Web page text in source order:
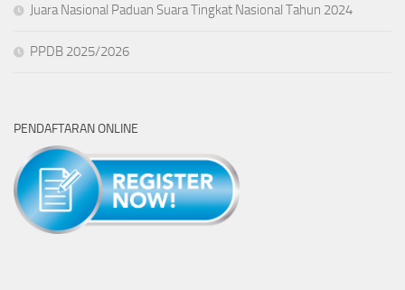
Juara Nasional Paduan Suara Tingkat Nasional Tahun 2024
PPDB 2025/2026
PENDAFTARAN ONLINE